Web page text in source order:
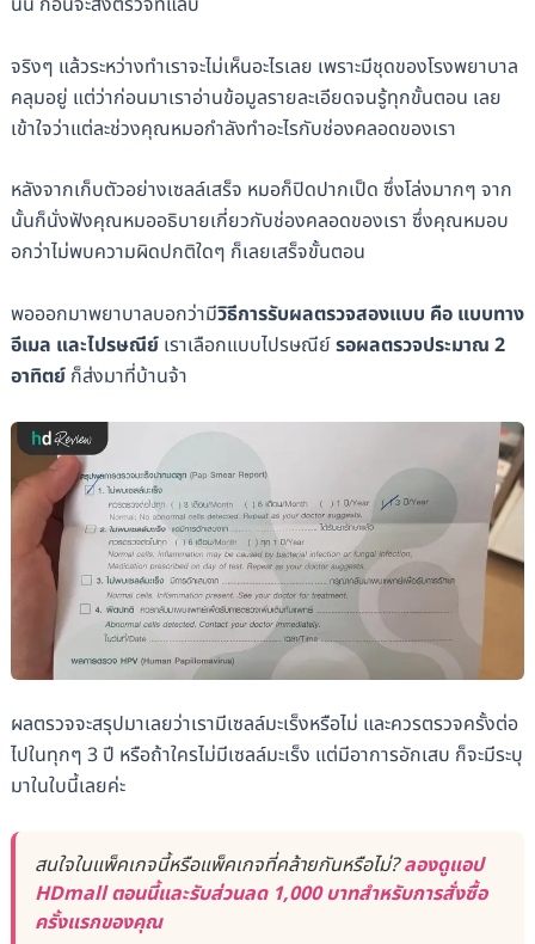
จริงๆ แล้วระหว่างทำเราจะไม่เห็นอะไรเลย เพราะมีชุดของโรงพยาบาล
คลุมอยู่ แต่ว่าก่อนมาเราอ่านข้อมูลรายละเอียดจนรู้ทุกขั้นตอน เลย
เข้าใจว่าแต่ละช่วงคุณหมอกำลังทำอะไรกับช่องคลอดของเรา
หลังจากเก็บตัวอย่างเซลล์เสร็จ หมอก็ปิดปากเป็ด ซึ่งโล่งมากๆ จาก
นั้นก็นั่งฟังคุณหมออธิบายเกี่ยวกับช่องคลอดของเรา ซึ่งคุณหมอบ
อกว่าไม่พบความผิดปกติใดๆ ก็เลยเสร็จขั้นตอน
พอออกมาพยาบาลบอกว่ามีวิธีการรับผลตรวจสองแบบ คือ แบบทาง
อีเมล และไปรษณีย์เราเลือกแบบไปรษณีย์รอผลตรวจประมาณ 2
อาทิตย์ก็ส่งมาที่บ้านจ้า
ผลตรวจจะสรุปมาเลยว่าเรามีเซลล์มะเร็งหรือไม่ และควรตรวจครั้งต่อ
ไปในทุกๆ 3 ปี หรือถ้าใครไม่มีเซลล์มะเร็ง แต่มีอาการอักเสบ ก็จะมีระบุ
มาในใบนี้เลยค่ะ
สนใจในแพ็คเกจนี้หรือแพ็คเกจที่คล้ายกันหรือไม่?ลองดูแอป
HDmall ตอนนี้และรับส่วนลด 1,000 บาทสำหรับการสั่งซื้อ
ครั้งแรกของคุณ